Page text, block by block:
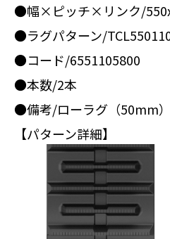
●幅×ピッチ×リンク/
●ラグパターン/
●コード/6551105800
●本数/2本
●備考/ローラグ（50mm）
【パターン詳細】